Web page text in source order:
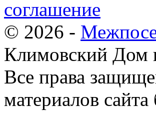
соглашение
© 2026 -
Климовский Дом
Все права
материалов сайта